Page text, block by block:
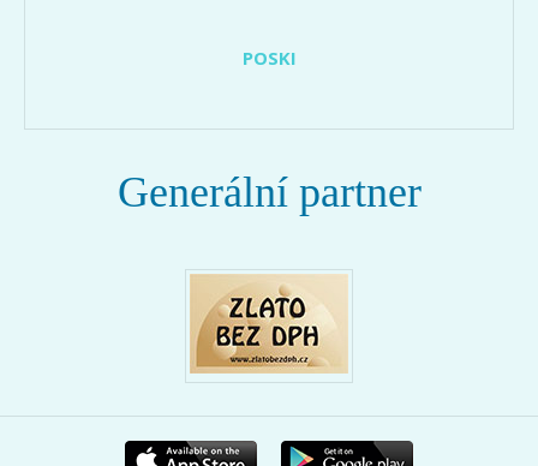
POSKI
Generální partner